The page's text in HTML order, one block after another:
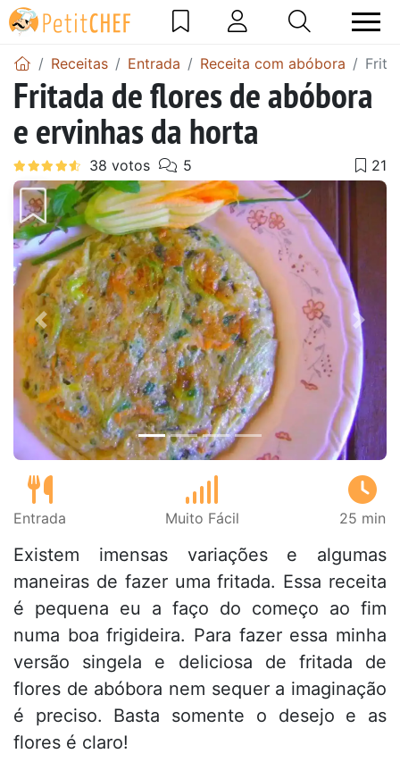
Receitas Entrada Receita com abóbora
Fritada de flores de abóbora
e ervinhas da horta
Anterior Next
Entrada Muito Fácil 25 min
Existem imensas variações e algumas
maneiras de fazer uma fritada. Essa receita
é pequena eu a faço do começo ao fim
numa boa frigideira. Para fazer essa minha
versão singela e deliciosa de fritada de
flores de abóbora nem sequer a imaginação
é preciso. Basta somente o desejo e as
flores é claro!